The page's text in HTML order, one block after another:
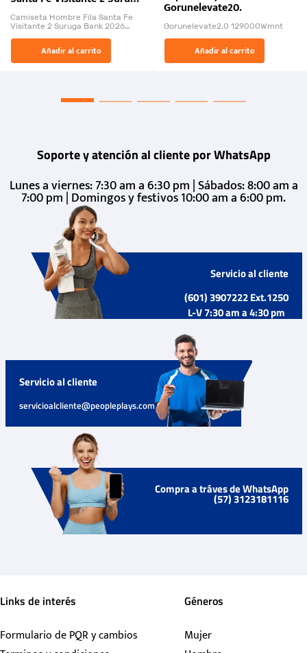
Bank 2026
Camiseta Hombre Fila Santa Fe
Visitante 2 Suruga Bank 2026
El Rugido del Sol Naciente:
“Primeros para la Et...
Añadir al carrito
Gorunelevate20.
Gorunelevate2.0 129000Wmnt
Añadir al carrito
Soporte y atención al cliente por WhatsApp
Lunes a viernes: 7:30 am a 6:30 pm | Sábados: 8:00 am a
7:00 pm | Domingos y festivos 10:00 am a 6:00 pm.
Servicio al cliente
(601) 3907222 Ext.1250
L-V 7:30 am a 4:30 pm
Servicio al cliente
servicioalcliente@peopleplays.com
Compra a tráves de WhatsApp
(57) 3123181116
Links de interés
Formulario de PQR y cambios
Géneros
Mujer